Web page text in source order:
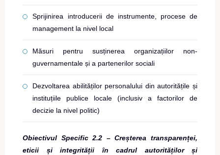
Sprijinirea introducerii de instrumente, procese de
management la nivel local
Măsuri pentru susținerea organizațiilor non-
guvernamentale și a partenerilor sociali
Dezvoltarea abilităților personalului din autoritățile și
instituțiile publice locale (inclusiv a factorilor de
decizie la nivel politic)
Obiectivul Specific 2.2 – Creșterea transparenței,
eticii și integrității în cadrul autorităților și